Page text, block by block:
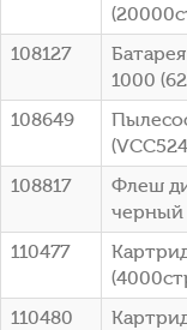
108127
1000
108649
108817
Флеш
черный
110477
110480